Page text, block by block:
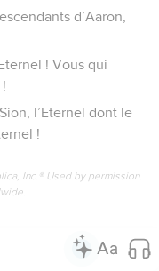
d’Aaron,
! Vous qui
l’Eternel dont le
!
Inc.® Used by permission.